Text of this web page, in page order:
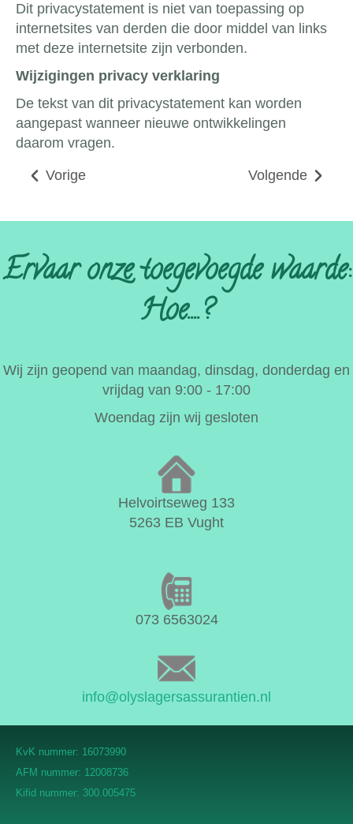
Dit privacystatement is niet van toepassing op
internetsites van derden die door middel van links
met deze internetsite zijn verbonden.
Wijzigingen privacy verklaring
De tekst van dit privacystatement kan worden
aangepast wanneer nieuwe ontwikkelingen
daarom vragen.
Vorige Volgende
Ervaar onze toegevoegde waarde:
Hoe....?
Wij zijn geopend van maandag, dinsdag, donderdag en
vrijdag van 9:00 - 17:00
Woendag zijn wij gesloten
Helvoirtseweg 133
5263 EB Vught
073 6563024
info@olyslagersassurantien.nl
KvK nummer: 16073990
AFM nummer: 12008736
Kifid nummer: 300.005475